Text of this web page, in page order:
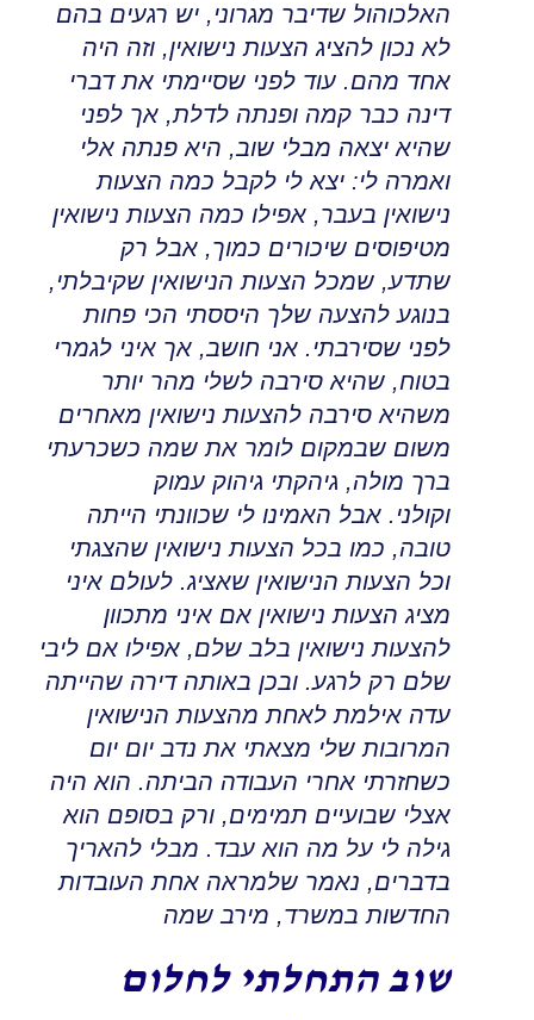
האלכוהול שדיבר מגרוני, יש רגעים בהם
לא נכון להציג הצעות נישואין, וזה היה
אחד מהם. עוד לפני שסיימתי את דברי
דינה כבר קמה ופנתה לדלת, אך לפני
שהיא יצאה מבלי שוב, היא פנתה אלי
ואמרה לי: יצא לי לקבל כמה הצעות
נישואין בעבר, אפילו כמה הצעות נישואין
מטיפוסים שיכורים כמוך, אבל רק
שתדע, שמכל הצעות הנישואין שקיבלתי,
בנוגע להצעה שלך היססתי הכי פחות
לפני שסירבתי. אני חושב, אך איני לגמרי
בטוח, שהיא סירבה לשלי מהר יותר
משהיא סירבה להצעות נישואין מאחרים
משום שבמקום לומר את שמה כשכרעתי
ברך מולה, גיהקתי גיהוק עמוק
וקולני. אבל האמינו לי שכוונתי הייתה
טובה, כמו בכל הצעות נישואין שהצגתי
וכל הצעות הנישואין שאציג. לעולם איני
מציג הצעות נישואין אם איני מתכוון
להצעות נישואין בלב שלם, אפילו אם ליבי
שלם רק לרגע. ובכן באותה דירה שהייתה
עדה אילמת לאחת מהצעות הנישואין
המרובות שלי מצאתי את נדב יום יום
כשחזרתי אחרי העבודה הביתה. הוא היה
אצלי שבועיים תמימים, ורק בסופם הוא
גילה לי על מה הוא עבד. מבלי להאריך
בדברים, נאמר שלמראה אחת העובדות
החדשות במשרד, מירב שמה
שוב התחלתי לחלום